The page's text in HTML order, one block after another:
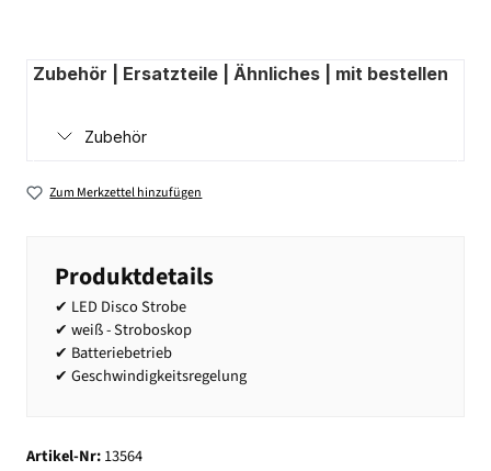
Zubehör | Ersatzteile | Ähnliches | mit bestellen
Zubehör
Zum Merkzettel hinzufügen
Produktdetails
✔ LED Disco Strobe
✔ weiß - Stroboskop
✔ Batteriebetrieb
✔ Geschwindigkeitsregelung
Artikel-Nr:13564